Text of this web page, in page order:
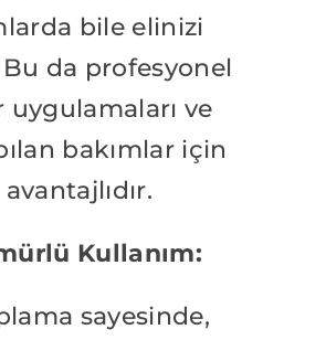
bile elinizi
da profesyonel
ve
bakımlar için
Kullanım:
sayesinde,